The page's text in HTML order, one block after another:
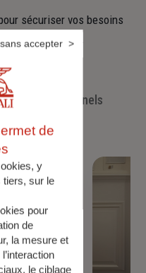
sécuriser vos besoins
ceux de demain.
les professionnels
de
y
sur le
pour
de
la mesure et
le ciblage
accepter